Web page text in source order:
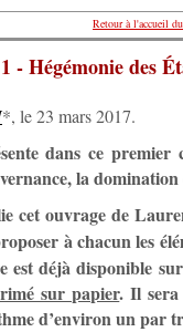
Retour à l'accueil
1 - Hégémonie des
*, le 23 mars 2017.
dans ce premier
la
cet ouvrage de
à chacun les
est déjà disponible
sur papier. Il sera
d’environ un par